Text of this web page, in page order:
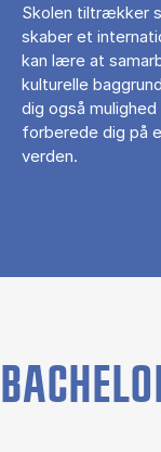
Skolen tiltrækker
skaber et
kan lære at
kulturelle
dig også
forberede dig på
verden.